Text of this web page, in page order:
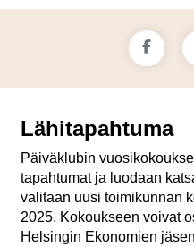
Lähitapahtuma
Päiväklubin
tapahtumat ja luodaan
valitaan uusi toimikunnan
2025. Kokoukseen voivat
Helsingin Ekonomien